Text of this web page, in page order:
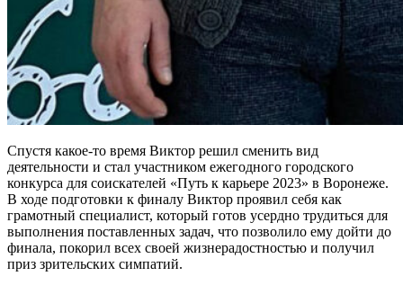
Спустя какое-то время Виктор решил сменить вид
деятельности и стал участником ежегодного городского
конкурса для соискателей «Путь к карьере 2023» в Воронеже.
В ходе подготовки к финалу Виктор проявил себя как
грамотный специалист, который готов усердно трудиться для
выполнения поставленных задач, что позволило ему дойти до
финала, покорил всех своей жизнерадостностью и получил
приз зрительских симпатий.